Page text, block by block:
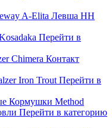
A-Elita Левша НН
Перейти в
Chimera Контакт
Iron Trout Перейти в
Кормушки Method
Перейти в категорию